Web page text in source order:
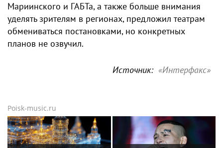
Мариинского и ГАБТа, а также больше внимания
уделять зрителям в регионах, предложил театрам
обмениваться постановками, но конкретных
планов не озвучил.
Источник: «Интерфакс»
Poisk-music.ru